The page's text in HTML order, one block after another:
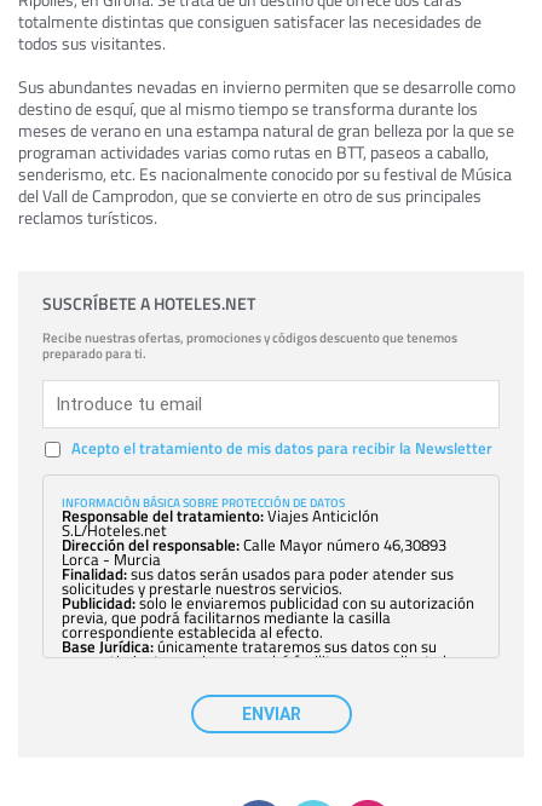
totalmente distintas que consiguen satisfacer las necesidades de
todos sus visitantes.
Sus abundantes nevadas en invierno permiten que se desarrolle como
destino de esquí, que al mismo tiempo se transforma durante los
meses de verano en una estampa natural de gran belleza por la que se
programan actividades varias como rutas en BTT, paseos a caballo,
senderismo, etc. Es nacionalmente conocido por su festival de Música
del Vall de Camprodon, que se convierte en otro de sus principales
reclamos turísticos.
SUSCRÍBETE A HOTELES.NET
Recibe nuestras ofertas, promociones y códigos descuento que tenemos
preparado para ti.
Acepto el tratamiento de mis datos para recibir la Newsletter
INFORMACIÓN BÁSICA SOBRE PROTECCIÓN DE DATOS
Responsable del tratamiento:Viajes Anticiclón
S.L/Hoteles.net
Dirección del responsable:Calle Mayor número 46,30893
Lorca - Murcia
Finalidad:sus datos serán usados para poder atender sus
solicitudes y prestarle nuestros servicios.
Publicidad:solo le enviaremos publicidad con su autorización
previa, que podrá facilitarnos mediante la casilla
correspondiente establecida al efecto.
Base Jurídica:únicamente trataremos sus datos con su
consentimiento previo, que podrá facilitarnos mediante la
con carácter general, sólo el personal de
nuestra entidad que esté debidamente autorizado podrá
tener conocimiento de la información que le pedimos. No se
comunicarán datos a terceros.
ENVIAR